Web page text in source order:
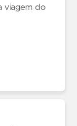
viagem do